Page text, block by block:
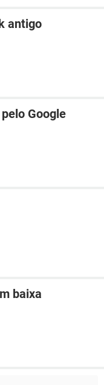
antigo
Google
baixa